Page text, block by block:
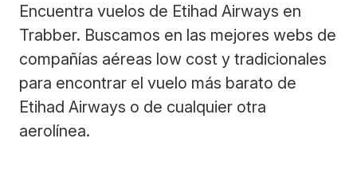
Encuentra vuelos de Etihad Airways en
Trabber. Buscamos en las mejores webs de
compañías aéreas low cost y tradicionales
para encontrar el vuelo más barato de
Etihad Airways o de cualquier otra
aerolínea.